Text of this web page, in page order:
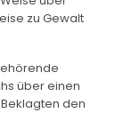
zu Gewalt
über einen
den